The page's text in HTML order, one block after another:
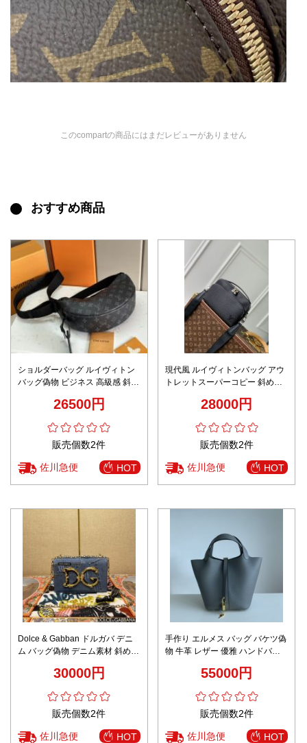
このcompartの商品にはまだレビューがありません
おすすめ商品
ショルダーバッグ ルイヴィトン
バッグ偽物 ビジネス 高級感 斜め
26500円
販売個数2件
佐川急便 HOT
現代風 ルイヴィトンバッグ アウ
トレットスーパーコピー 斜め掛
M11657 ブラック
28000円
販売個数2件
佐川急便 HOT
Dolce & Gabban ドルガバ デニ
ム バッグ偽物 デニム素材 斜め掛
30000円
販売個数2件
佐川急便 HOT
手作り エルメス バッグ バケツ偽
物 牛革 レザー 優雅 ハンドバッ
55000円
販売個数2件
佐川急便 HOT